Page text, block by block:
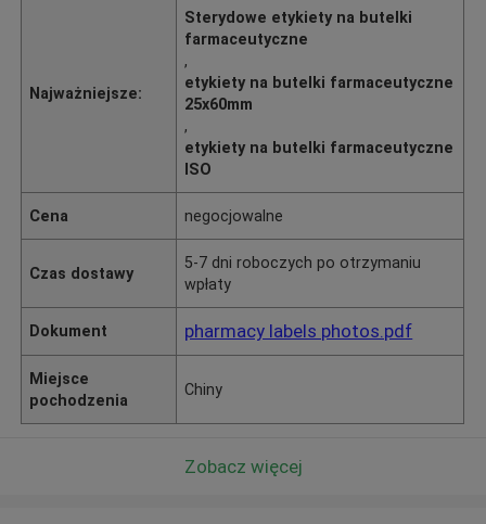
Najważniejsze:
Sterydowe etykiety na butelki
farmaceutyczne
,
etykiety na butelki farmaceutyczne
25x60mm
,
etykiety na butelki farmaceutyczne
ISO
Cena negocjowalne
Czas dostawy
5-7 dni roboczych po otrzymaniu
wpłaty
Dokument pharmacy labels photos.pdf
Miejsce
pochodzenia
Chiny
Zobacz więcej